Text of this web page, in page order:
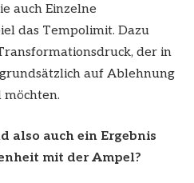
auch Einzelne
das Tempolimit. Dazu
der in
auf Ablehnung
möchten.
also auch ein Ergebnis
mit der Ampel?